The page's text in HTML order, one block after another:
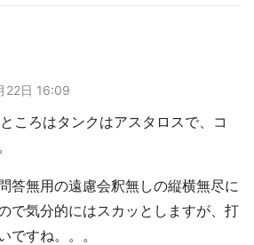
22日 16:09
ころはタンクはアスタロスで、コ
答無用の遠慮会釈無しの縦横無尽に
で気分的にはスカッとしますが、打
ですね。。。